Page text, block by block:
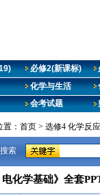
必修2(新课标)
化学与生活
会考试题
： 首页 > 选修4 化学反
索
电化学基础》全套